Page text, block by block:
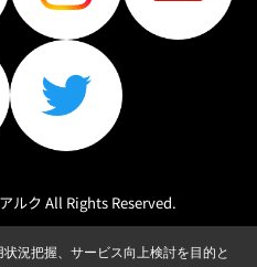
ルク All Rights Reserved.
況把握、サービス向上検討を目的と